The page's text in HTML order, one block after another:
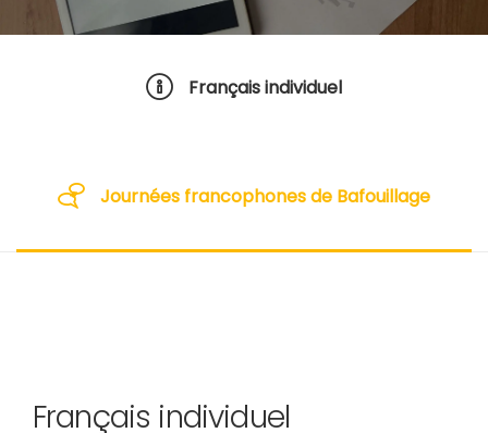
Français individuel
Journées francophones de Bafouillage
Français individuel